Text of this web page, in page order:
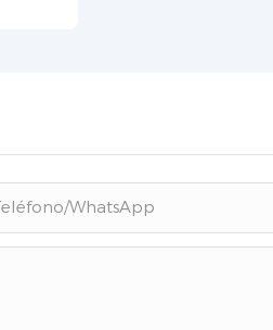
WhatsApp